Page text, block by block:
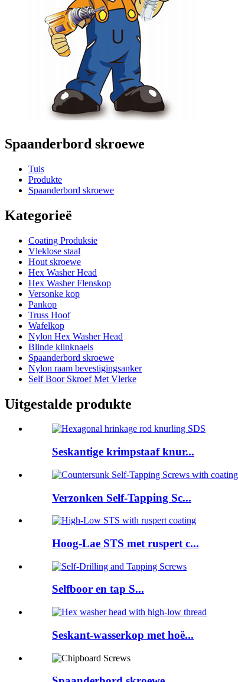
Spaanderbord skroewe
Tuis
Produkte
Spaanderbord skroewe
Kategorieë
Coating Produksie
Vleklose staal
Hout skroewe
Hex Washer Head
Hex Washer Flenskop
Versonke kop
Pankop
Truss Hoof
Wafelkop
Nylon Hex Washer Head
Blinde klinknaels
Spaanderbord skroewe
Nylon raam bevestigingsanker
Self Boor Skroef Met Vlerke
Uitgestalde produkte
Seskantige krimpstaaf knur...
Verzonken Self-Tapping Sc...
Hoog-Lae STS met ruspert c...
Selfboor en tap S...
Seskant-wasserkop met hoë...